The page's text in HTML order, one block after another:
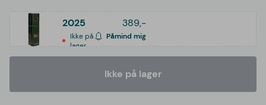
2025 389,-
Ikke på
lager
Påmind mig
Ikke på lager